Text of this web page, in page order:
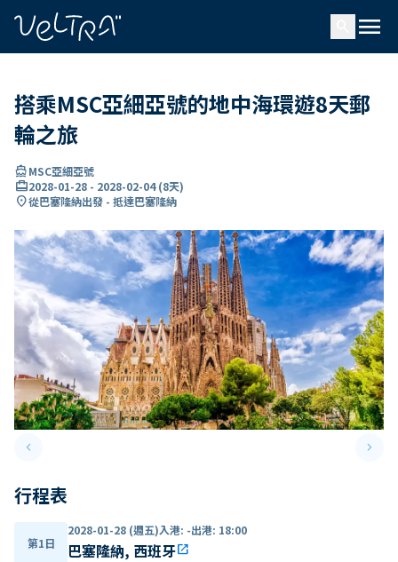
menu
搭乘MSC亞細亞號的地中海環遊8天郵
輪之旅
directions_boatMSC亞細亞號
card_travel2028-01-28 - 2028-02-04(8天)
location_on從巴塞隆納出發 - 抵達巴塞隆納
keyboard_arrow_leftPrevious slide keyboard_arrow_right
行程表
第1日
2028-01-28 (週五)入港: -出港: 18:00
巴塞隆納, 西班牙open_in_new